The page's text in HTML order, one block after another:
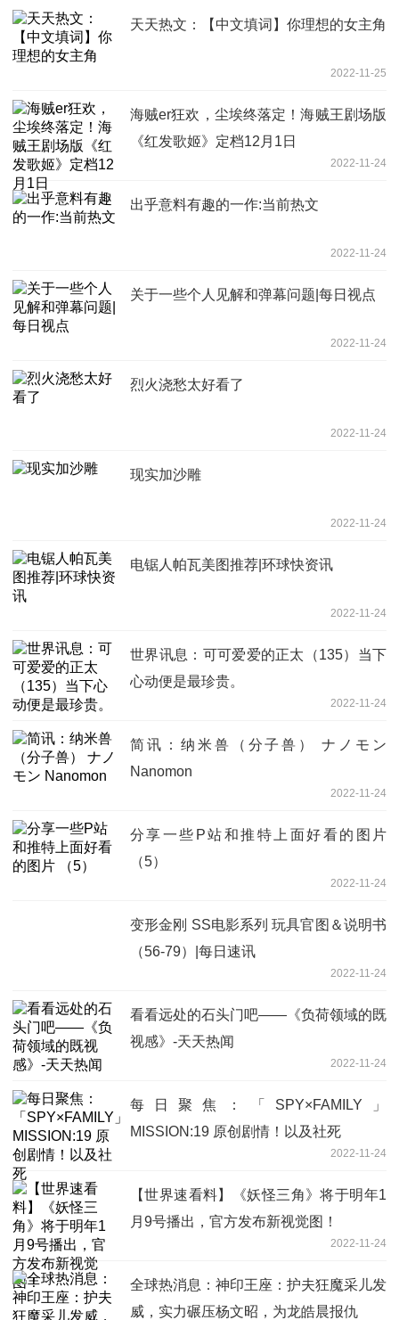
天天热文：【中文填词】你理想的女主角
2022-11-25
海贼er狂欢，尘埃终落定！海贼王剧场版
《红发歌姬》定档12月1日
2022-11-24
出乎意料有趣的一作:当前热文
2022-11-24
关于一些个人见解和弹幕问题|每日视点
2022-11-24
烈火浇愁太好看了
2022-11-24
现实加沙雕
2022-11-24
电锯人帕瓦美图推荐|环球快资讯
2022-11-24
世界讯息：可可爱爱的正太（135）当下
心动便是最珍贵。
2022-11-24
简讯：纳米兽（分子兽） ナノモン
Nanomon
2022-11-24
分享一些P站和推特上面好看的图片
（5）
2022-11-24
变形金刚 SS电影系列 玩具官图＆说明书
（56-79）|每日速讯
2022-11-24
看看远处的石头门吧——《负荷领域的既
视感》-天天热闻
2022-11-24
每日聚焦：「SPY×FAMILY」
MISSION:19 原创剧情！以及社死
2022-11-24
【世界速看料】《妖怪三角》将于明年1
月9号播出，官方发布新视觉图！
2022-11-24
全球热消息：神印王座：护夫狂魔采儿发
威，实力碾压杨文昭，为龙皓晨报仇